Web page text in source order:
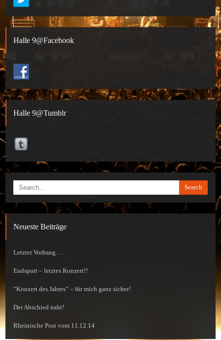
Halle 9@Facebook
Halle 9@Tumblr
Search
Neueste Beiträge
Letzter Vorhang…
Endspurt – letztes Konzert!!
“Konzert des Jahres” – für mich ganz sicher!
Der Abschied naht!
Rheinische Post vom 11.12.14